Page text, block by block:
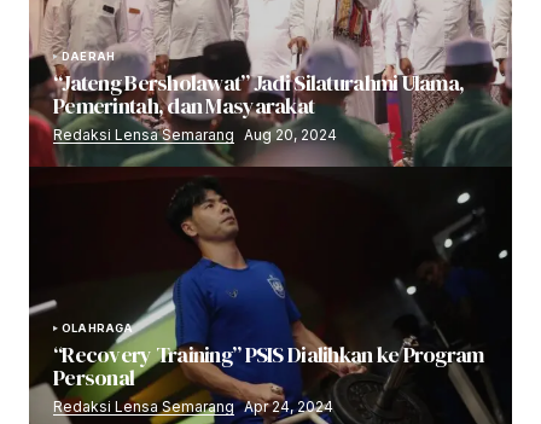
DAERAH
“Jateng Bersholawat” Jadi Silaturahmi Ulama,
Pemerintah, dan Masyarakat
Redaksi Lensa Semarang Aug 20, 2024
OLAHRAGA
“Recovery Training” PSIS Dialihkan ke Program
Personal
Redaksi Lensa Semarang Apr 24, 2024